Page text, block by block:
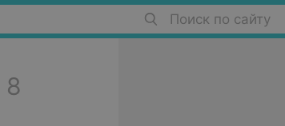
Поиск по сайту
8